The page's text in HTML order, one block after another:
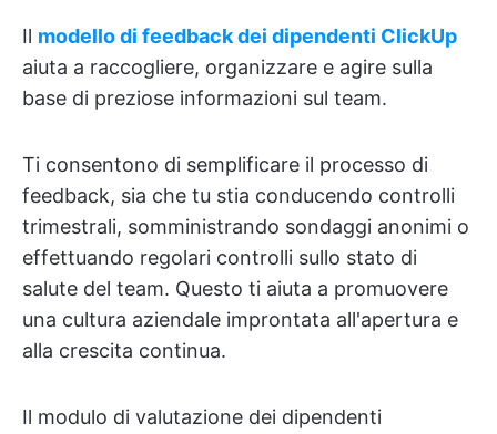
Il modello di feedback dei dipendenti ClickUp
aiuta a raccogliere, organizzare e agire sulla
base di preziose informazioni sul team.
Ti consentono di semplificare il processo di
feedback, sia che tu stia conducendo controlli
trimestrali, somministrando sondaggi anonimi o
effettuando regolari controlli sullo stato di
salute del team. Questo ti aiuta a promuovere
una cultura aziendale improntata all'apertura e
alla crescita continua.
Il modulo di valutazione dei dipendenti